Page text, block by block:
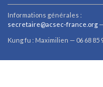
Informations générales :
secretaire@acsec-france.org
Kung fu : Maximilien — 06 68 85